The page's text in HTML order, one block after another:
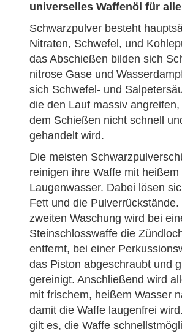
universelles Waffenöl für
Schwarzpulver besteht
Nitraten, Schwefel, und
das Abschießen bilden sich
nitrose Gase und
sich Schwefel- und
die den Lauf massiv
dem Schießen nicht schnell
gehandelt wird.
Die meisten
reinigen ihre Waffe mit heißem
Laugenwasser. Dabei lösen
Fett und die Pulverrückstände.
zweiten Waschung wird bei
Steinschlosswaffe die
entfernt, bei einer
das Piston abgeschraubt und
gereinigt. Anschließend wird
mit frischem, heißem Wasser
damit die Waffe laugenfrei
gilt es, die Waffe